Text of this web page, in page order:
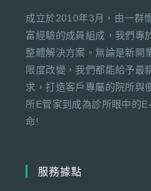
成立於2010年3月，由一群
富經驗的成員組成，我們專
整體解決方案。無論是新開
限度改變，我們都能給予最
求，打造客戶專屬的院所與
所E管家到成為診所眼中的
命!
服務據點